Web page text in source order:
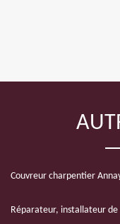
Couvreur charpentier
Réparateur, installateur de